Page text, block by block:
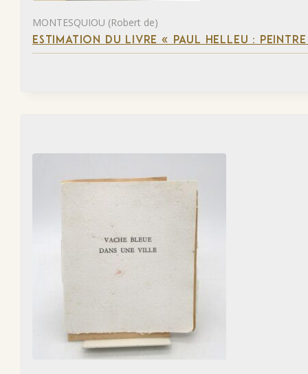
MONTESQUIOU (Robert de)
ESTIMATION DU LIVRE « PAUL HELLEU :